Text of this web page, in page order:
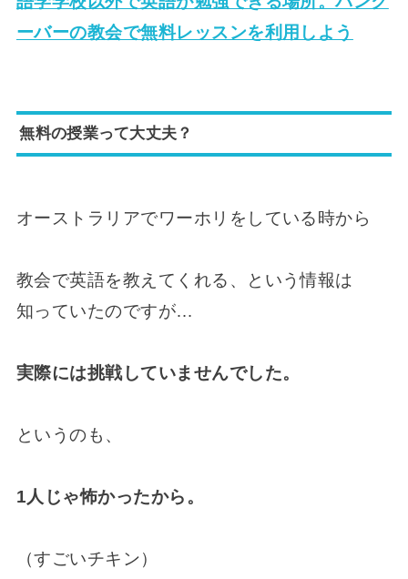
ーバーの教会で無料レッスンを利用しよう
無料の授業って大丈夫？
オーストラリアでワーホリをしている時から
教会で英語を教えてくれる、という情報は
知っていたのですが…
実際には挑戦していませんでした。
というのも、
1人じゃ怖かったから。
（すごいチキン）